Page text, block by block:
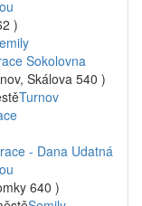
)
Sokolovna
Skálova 540 )
Turnov
- Dana Udatná
640 )